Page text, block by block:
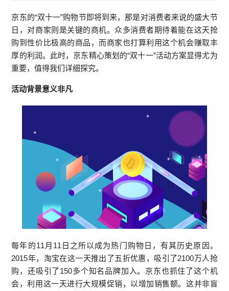
京东的“双十一”购物节即将到来，那是对消费者来说的盛大节
日，对商家则是关键的商机。众多消费者期待着能在这天抢
购到性价比极高的商品，而商家也打算利用这个机会赚取丰
厚的利润。此时，京东精心策划的“双十一”活动方案显得尤为
重要，值得我们详细探究。
活动背景意义非凡
每年的11月11日之所以成为热门购物日，有其历史原因。
2015年，淘宝在这一天推出了五折优惠，吸引了2100万人抢
购，还吸引了150多个知名品牌加入。京东也抓住了这个机
会，利用这一天进行大规模促销，以增加销售额。这并非盲